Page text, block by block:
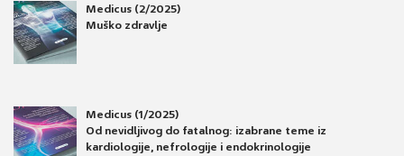
Medicus (2/2025)
Muško zdravlje
Medicus (1/2025)
Od nevidljivog do fatalnog: izabrane teme iz
kardiologije, nefrologije i endokrinologije